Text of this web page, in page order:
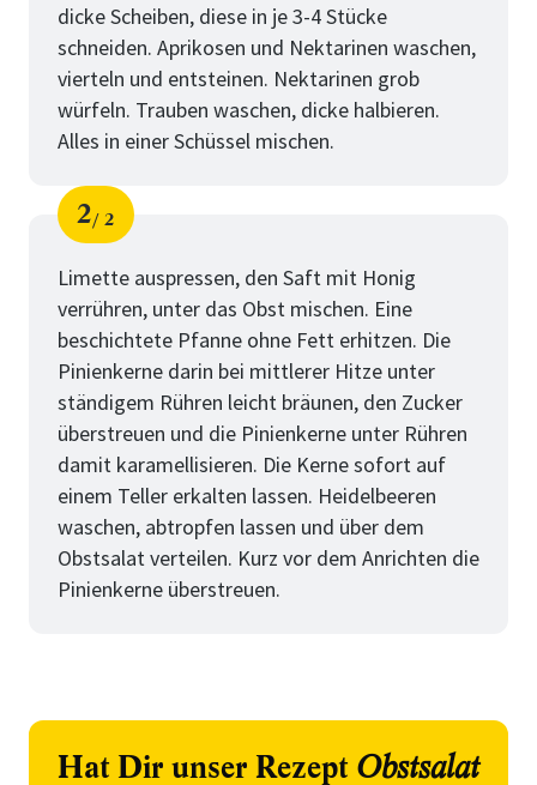
dicke Scheiben, diese in je 3-4 Stücke
schneiden. Aprikosen und Nektarinen waschen,
vierteln und entsteinen. Nektarinen grob
würfeln. Trauben waschen, dicke halbieren.
Alles in einer Schüssel mischen.
Schritt
2
von
2
Limette auspressen, den Saft mit Honig
verrühren, unter das Obst mischen. Eine
beschichtete Pfanne ohne Fett erhitzen. Die
Pinienkerne darin bei mittlerer Hitze unter
ständigem Rühren leicht bräunen, den Zucker
überstreuen und die Pinienkerne unter Rühren
damit karamellisieren. Die Kerne sofort auf
einem Teller erkalten lassen. Heidelbeeren
waschen, abtropfen lassen und über dem
Obstsalat verteilen. Kurz vor dem Anrichten die
Pinienkerne überstreuen.
Hat Dir unser Rezept Obstsalat